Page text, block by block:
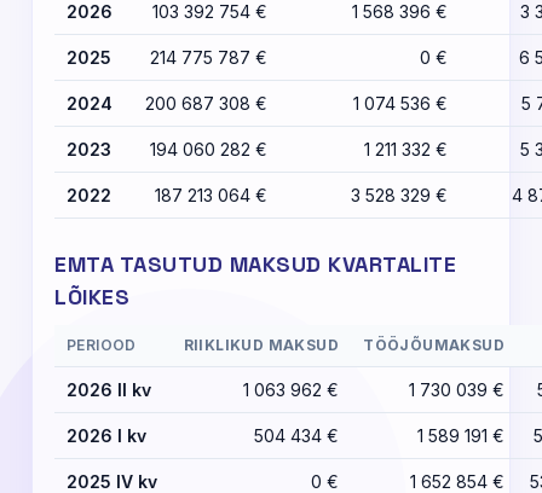
2026 103 392 754 € 1 568 396 € 3
2025 214 775 787 € 0 € 6
2024 200 687 308 € 1 074 536 € 5
2023 194 060 282 € 1 211 332 € 5
2022 187 213 064 € 3 528 329 € 4
EMTA TASUTUD MAKSUD KVARTALITE
LÕIKES
PERIOOD RIIKLIKUD MAKSUD TÖÖJÕUMAKSUD
2026 II kv 1 063 962 € 1 730 039 €
2026 I kv 504 434 € 1 589 191 €
2025 IV kv 0 € 1 652 854 €